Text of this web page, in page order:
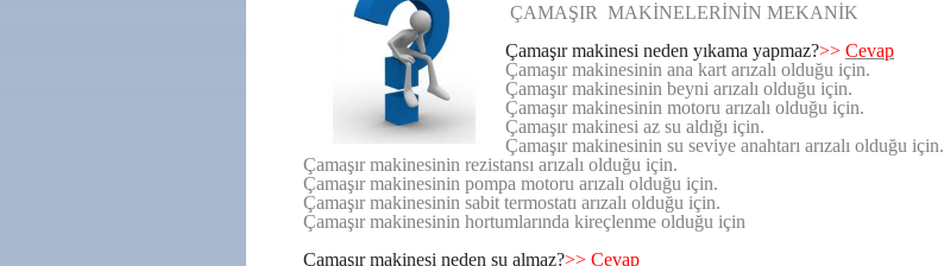
ÇAMAŞIR MAKİNELERİNİN MEKANİK
Çamaşır makinesi neden yıkama yapmaz?>> Cevap
Çamaşır makinesinin ana kart arızalı olduğu için.
Çamaşır makinesinin beyni arızalı olduğu için.
Çamaşır makinesinin motoru arızalı olduğu için.
Çamaşır makinesi az su aldığı için.
Çamaşır makinesinin su seviye anahtarı arızalı olduğu için.
Çamaşır makinesinin rezistansı arızalı olduğu için.
Çamaşır makinesinin pompa motoru arızalı olduğu için.
Çamaşır makinesinin sabit termostatı arızalı olduğu için.
Çamaşır makinesinin hortumlarında kireçlenme olduğu için
Çamaşır makinesi neden su almaz?>> Cevap